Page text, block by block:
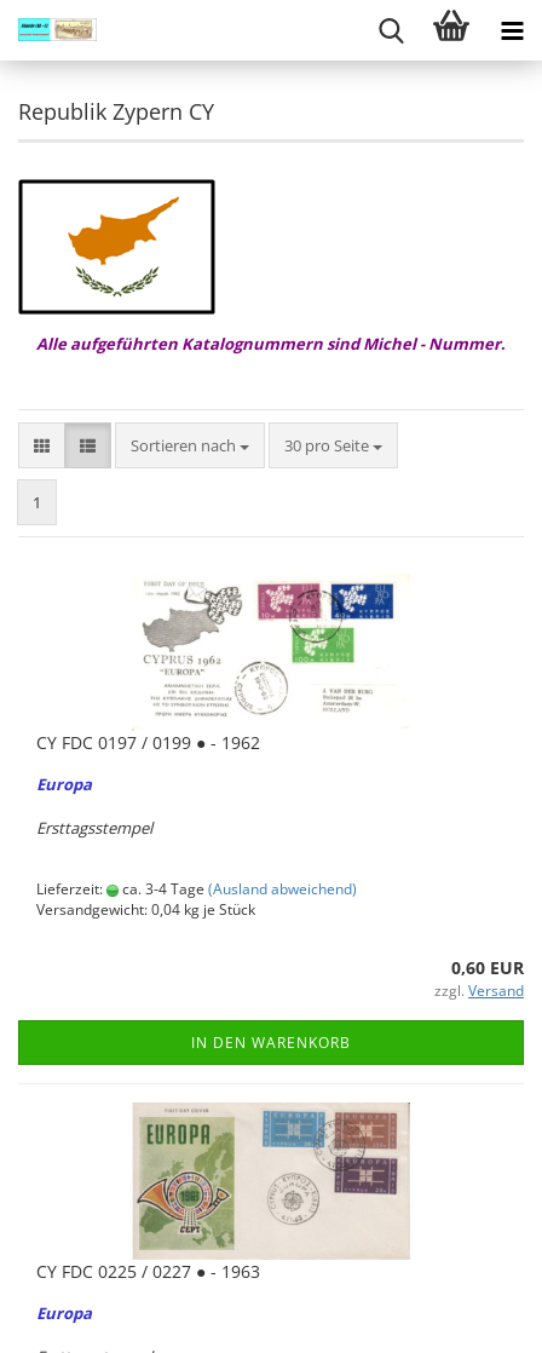
Republik Zypern CY
Alle aufgeführten Katalognummern sind Michel - Nummer.
Sortieren nach
Sortieren nach 30 pro Seite
pro Seite
1
CY FDC 0197 / 0199 ● - 1962
Eu­ro­pa
Erst­tags­stem­pel
Lieferzeit: ca. 3-4 Tage (Ausland abweichend)
Versandgewicht:0,04 kg je Stück
0,60 EUR
zzgl. Versand
IN DEN WARENKORB
CY FDC 0225 / 0227 ● - 1963
Eu­ro­pa